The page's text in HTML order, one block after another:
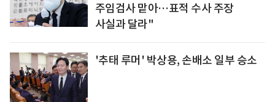
주임검사 맡아…표적 수사 주장
사실과 달라"
'추태 루머' 박상용, 손배소 일부 승소